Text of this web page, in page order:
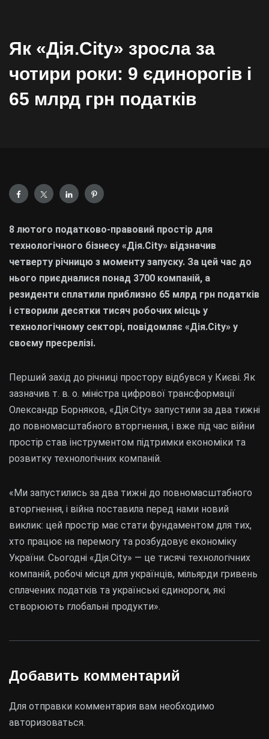
Як «Дія.City» зросла за
чотири роки: 9 єдинорогів і
65 млрд грн податків
8 лютого податково-правовий простір для
технологічного бізнесу «Дія.City» відзначив
четверту річницю з моменту запуску. За цей час до
нього приєдналися понад 3700 компаній, а
резиденти сплатили приблизно 65 млрд грн податків
і створили десятки тисяч робочих місць у
технологічному секторі, повідомляє «Дія.City» у
своєму пресрелізі.
Перший захід до річниці простору відбувся у Києві. Як
зазначив т. в. о. міністра цифрової трансформації
Олександр Борняков, «Дія.City» запустили за два тижні
до повномасштабного вторгнення, і вже під час війни
простір став інструментом підтримки економіки та
розвитку технологічних компаній.
«Ми запустились за два тижні до повномасштабного
вторгнення, і війна поставила перед нами новий
виклик: цей простір має стати фундаментом для тих,
хто працює на перемогу та розбудовує економіку
України. Сьогодні «Дія.City» — це тисячі технологічних
компаній, робочі місця для українців, мільярди гривень
сплачених податків та українські єдинороги, які
створюють глобальні продукти».
Добавить комментарий
Для отправки комментария вам необходимо
авторизоваться.